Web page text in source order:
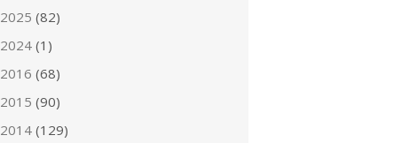
2025 (82)
2024 (1)
2016 (68)
2015 (90)
2014 (129)